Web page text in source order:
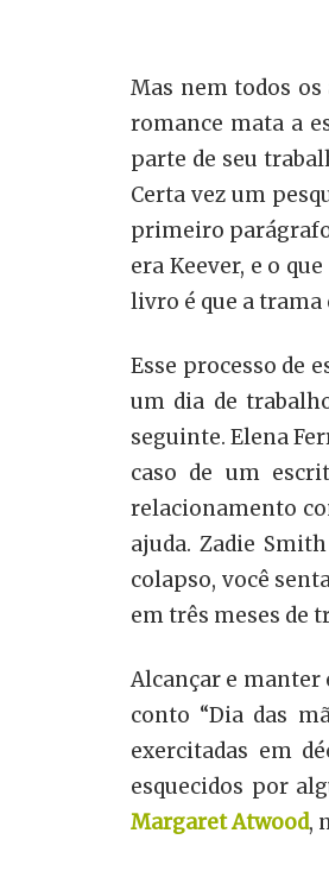
Mas nem todos
romance mata a
parte de seu
Certa vez um
primeiro
era Keever, e o
livro é que a trama
Esse processo de
um dia de
seguinte. Elena
caso de um
relacionamento
ajuda. Zadie
colapso, você
em três meses de
Alcançar e manter
conto “Dia das
exercitadas em
esquecidos por
MargaretAtwood,